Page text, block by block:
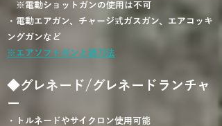
※電動ショットガンの使用は不可​
・電動エアガン、チャージ式ガスガン、エアコッキ
ングガンなど
※エアソフトガンと銃刀法
◆グレネード/グレネードランチャ
ー
・トルネードやサイクロン使用可能​